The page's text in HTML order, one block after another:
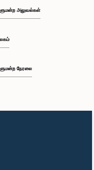
அலுவல்கள்
நேரலை